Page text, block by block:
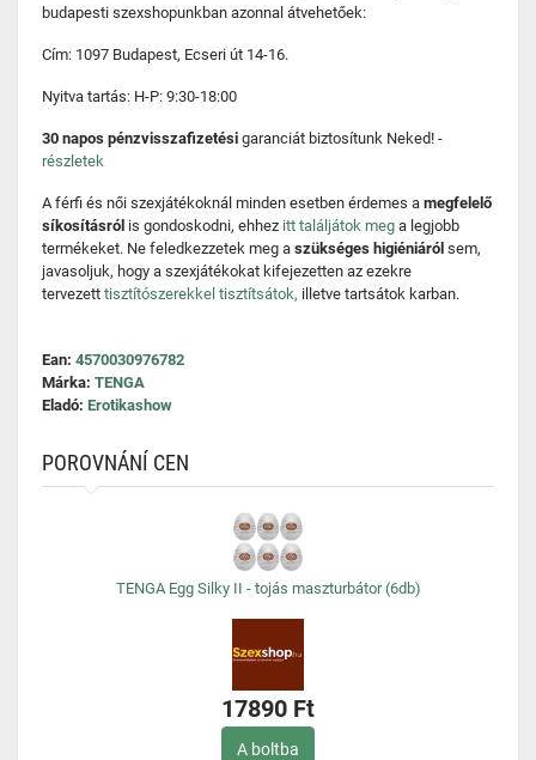
budapesti szexshopunkban azonnal átvehetőek:
Cím: 1097 Budapest, Ecseri út 14-16.
Nyitva tartás: H-P: 9:30-18:00
30 napos pénzvisszafizetési garanciát biztosítunk Neked! -
részletek
A férfi és női szexjátékoknál minden esetben érdemes a megfelelő
síkosításról is gondoskodni, ehhez itt találjátok meg a legjobb
termékeket. Ne feledkezzetek meg a szükséges higiéniáról sem,
javasoljuk, hogy a szexjátékokat kifejezetten az ezekre
tervezett tisztítószerekkel tisztítsátok, illetve tartsátok karban.
Ean: 4570030976782
Márka: TENGA
Eladó: Erotikashow
POROVNÁNÍ CEN
TENGA Egg Silky II - tojás maszturbátor (6db)
17890 Ft
A boltba